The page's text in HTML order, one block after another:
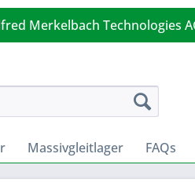
Merkelbach Technologies
Massivgleitlager FAQs